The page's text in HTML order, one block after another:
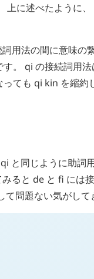
上に述べたように、
用法の間に意味の
。 qi の接続詞用
ても qi kin を縮約
qi と同じように助詞
ると de と fi には
て問題ない気がして